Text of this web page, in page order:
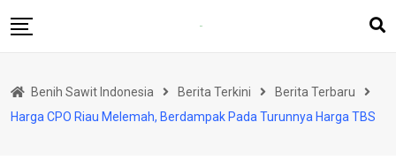
to
Berita Terkini
Benih Sawit Indonesia Berita Terkini
Berita Terbaru
Harga CPO Riau Melemah, Berdampak Pada Turunnya Harga TBS